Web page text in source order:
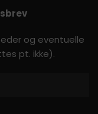
og eventuelle
pt. ikke).